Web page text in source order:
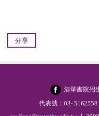
分享
清華書院招
代表號：03-